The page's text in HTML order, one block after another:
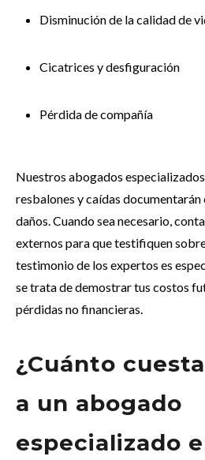
Disminución de la calidad de
Cicatrices y desfiguración
Pérdida de compañía
Nuestros abogados
resbalones y caídas
daños. Cuando sea necesario,
externos para que testifiquen
testimonio de los expertos es
se trata de demostrar tus costos
pérdidas no financieras.
¿Cuánto
a un abogado
especializado